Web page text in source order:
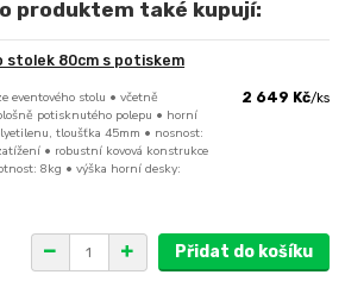
produktem také kupují:
stolek 80cm s potiskem
eventového stolu • včetně
potisknutého polepu • horní
tloušťka 45mm • nosnost:
• robustní kovová konstrukce
8kg • výška horní desky:
2 649 Kč/ks
Přidat do košíku